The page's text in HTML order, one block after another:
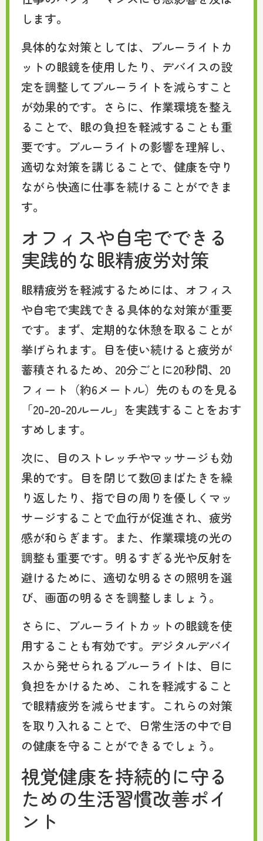
します。
具体的な対策としては、ブルーライトカ
ットの眼鏡を使用したり、デバイスの設
定を調整してブルーライトを減らすこと
が効果的です。さらに、作業環境を整え
ることで、眼の負担を軽減することも重
要です。ブルーライトの影響を理解し、
適切な対策を講じることで、健康を守り
ながら快適に仕事を続けることができま
す。
オフィスや自宅でできる
実践的な眼精疲労対策
眼精疲労を軽減するためには、オフィス
や自宅で実践できる具体的な対策が重要
です。まず、定期的な休憩を取ることが
挙げられます。目を使い続けると疲労が
蓄積されるため、20分ごとに20秒間、20
フィート（約6メートル）先のものを見る
「20-20-20ルール」を実践することをおす
すめします。
次に、目のストレッチやマッサージも効
果的です。目を閉じて数回まばたきを繰
り返したり、指で目の周りを優しくマッ
サージすることで血行が促進され、疲労
感が和らぎます。また、作業環境の光の
調整も重要です。明るすぎる光や反射を
避けるために、適切な明るさの照明を選
び、画面の明るさを調整しましょう。
さらに、ブルーライトカットの眼鏡を使
用することも有効です。デジタルデバイ
スから発せられるブルーライトは、目に
負担をかけるため、これを軽減すること
で眼精疲労を減らせます。これらの対策
を取り入れることで、日常生活の中で目
の健康を守ることができるでしょう。
視覚健康を持続的に守る
ための生活習慣改善ポイ
ント